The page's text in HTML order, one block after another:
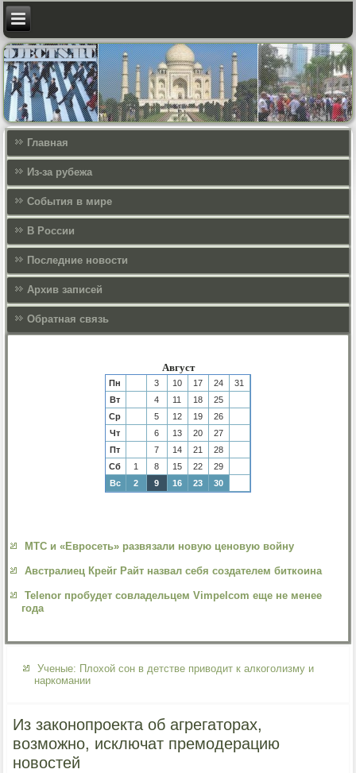
Главная
Из-за рубежа
События в мире
В России
Последние новости
Архив записей
Обратная связь
Август
Пн 3 10 17 24
31
Вт
4 11 18
25
Ср
5 12 19
26
Чт
6 13 20
27
Пт
7 14 21
28
Сб
1 8 15 22
29
Вс
2 9 16 23 30
МТС и «Евросеть» развязали новую ценовую войну
Австралиец Крейг Райт назвал себя создателем биткоина
Telenor пробудет совладельцем Vimpelcom еще не менее
года
Ученые: Плохой сон в детстве приводит к алкоголизму и
наркомании
Из законопроекта об агрегаторах,
возможно, исключат премодерацию
новостей